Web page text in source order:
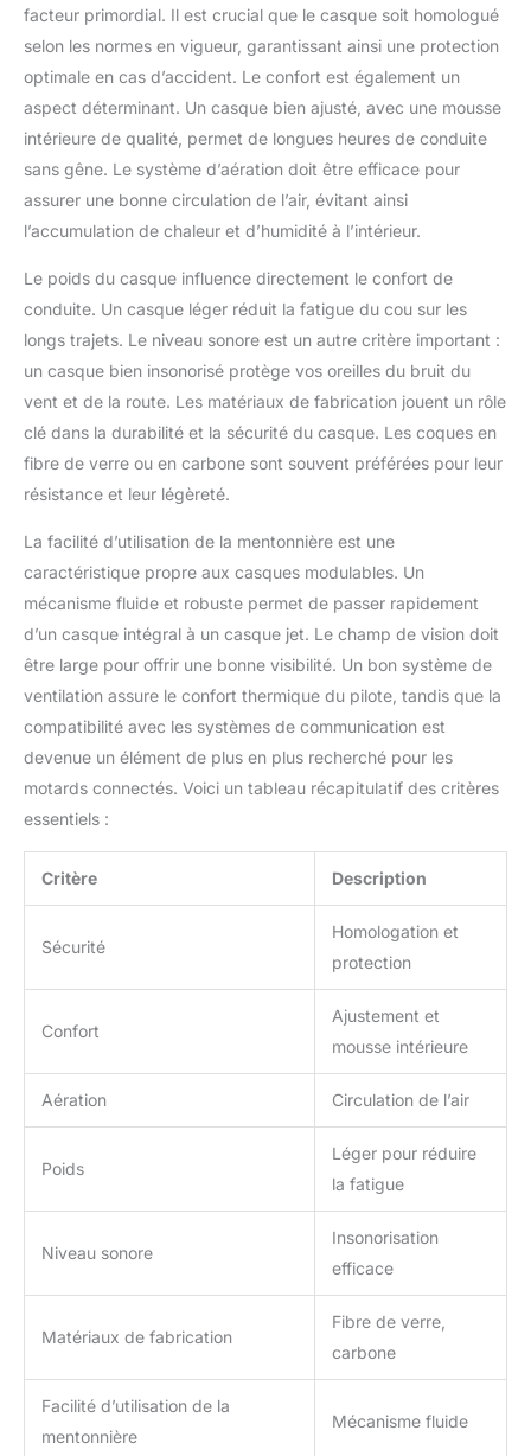
Santos est conçu de manière réfléchie. Le sac pour casque
inclus complète l'offre. Disponible en tailles de XS à XXL. La
mentonnière doit être rabattue vers le bas et correctement
enclenchée pendant la conduite.
facteur primordial. Il est crucial que le casque soit homologué
selon les normes en vigueur, garantissant ainsi une protection
optimale en cas d’accident. Le confort est également un
aspect déterminant. Un casque bien ajusté, avec une mousse
intérieure de qualité, permet de longues heures de conduite
sans gêne. Le système d’aération doit être efficace pour
assurer une bonne circulation de l’air, évitant ainsi
l’accumulation de chaleur et d’humidité à l’intérieur.
Le poids du casque influence directement le confort de
conduite. Un casque léger réduit la fatigue du cou sur les
longs trajets. Le niveau sonore est un autre critère important :
un casque bien insonorisé protège vos oreilles du bruit du
vent et de la route. Les matériaux de fabrication jouent un rôle
clé dans la durabilité et la sécurité du casque. Les coques en
fibre de verre ou en carbone sont souvent préférées pour leur
résistance et leur légèreté.
La facilité d’utilisation de la mentonnière est une
caractéristique propre aux casques modulables. Un
mécanisme fluide et robuste permet de passer rapidement
d’un casque intégral à un casque jet. Le champ de vision doit
être large pour offrir une bonne visibilité. Un bon système de
ventilation assure le confort thermique du pilote, tandis que la
compatibilité avec les systèmes de communication est
devenue un élément de plus en plus recherché pour les
motards connectés. Voici un tableau récapitulatif des critères
essentiels :
Critère Description
Sécurité
Homologation et
protection
Confort
Ajustement et
mousse intérieure
Aération Circulation de l’air
Poids
Léger pour réduire
la fatigue
Niveau sonore
Insonorisation
efficace
Matériaux de fabrication
Fibre de verre,
carbone
Facilité d’utilisation de la
mentonnière
Mécanisme fluide